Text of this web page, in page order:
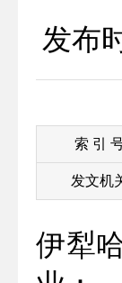
发布
索 引
发文机
伊犁